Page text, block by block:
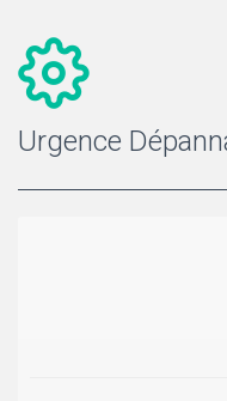
Urgence